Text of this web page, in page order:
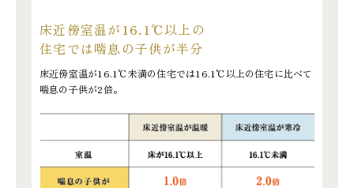
床近傍室温が16.1℃以上の
住宅では喘息の子供が半分
床近傍室温が16.1℃未満の住宅では16.1℃以上の住宅に比べて
喘息の子供が2倍。